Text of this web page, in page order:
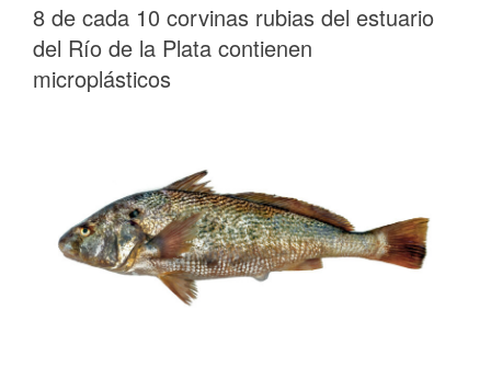
8 de cada 10 corvinas rubias del estuario
del Río de la Plata contienen
microplásticos